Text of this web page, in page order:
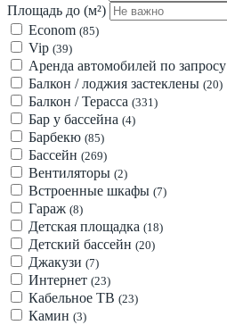
Площадь до (м²)
Econom (85)
Vip (39)
Аренда автомобилей по запросу
Балкон / лоджия застеклены (20)
Балкон / Терасса (331)
Бар у бассейна (4)
Барбекю (85)
Бассейн (269)
Вентиляторы (2)
Встроенные шкафы (7)
Гараж (8)
Детская площадка (18)
Детский бассейн (20)
Джакузи (7)
Интернет (23)
Кабельное ТВ (23)
Камин (3)